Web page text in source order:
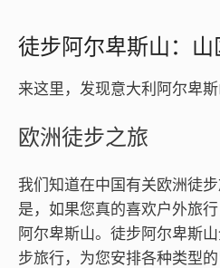
徒步阿尔卑斯山：
来这里，发现意大利阿尔卑斯
欧洲徒步之旅
我们知道在中国有关欧洲徒
是，如果您真的喜欢户外旅
阿尔卑斯山。徒步阿尔卑斯
步旅行，为您安排各种类型